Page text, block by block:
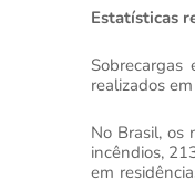
Estatísticas
Sobrecargas
realizados
No Brasil, os
incêndios,
em